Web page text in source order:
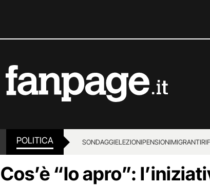
POLITICA SONDAGGIELEZIONIPENSIONIMIGRANTI
Cos’è “Io apro”: